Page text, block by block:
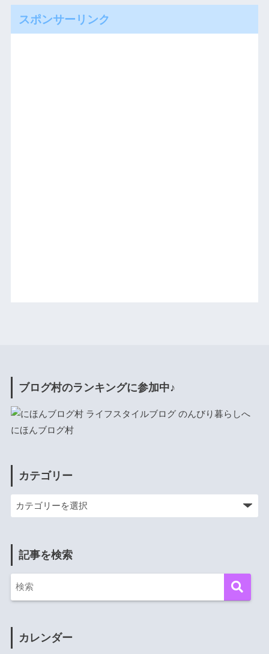
スポンサーリンク
ブログ村のランキングに参加中♪
にほんブログ村
カテゴリー
記事を検索
カレンダー